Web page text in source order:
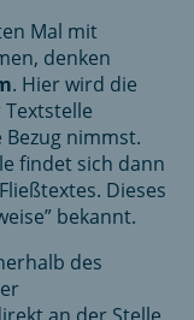
Mal mit
denken
. Hier wird die
nimmst.
findet sich dann
Dieses
bekannt.
des